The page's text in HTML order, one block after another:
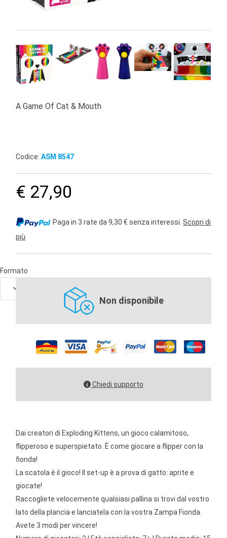
A Game Of Cat & Mouth
Codice:ASM 8547
€ 27,90
Paga in 3 rate da 9,30 € senza interessi.Scopri di
più
Formato
Non disponibile
Chiedi supporto
Dai creatori di Exploding Kittens, un gioco calamitoso,
flipperoso e superspietato. È come giocare a flipper con la
fionda!
La scatola è il gioco! Il set-up è a prova di gatto: aprite e
giocate!
Raccogliete velocemente qualsiasi pallina si trovi dal vostro
lato della plancia e lanciatela con la vostra Zampa Fionda.
Avete 3 modi per vincere!